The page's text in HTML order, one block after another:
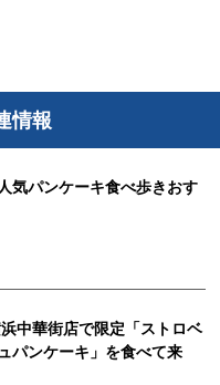
情報
気パンケーキ食べ歩きおす
中華街店で限定「ストロベ
パンケーキ」を食べて来